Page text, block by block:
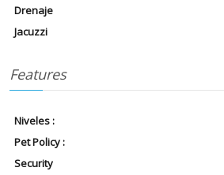
Drenaje
Jacuzzi
Features
Niveles :
Pet Policy :
Security